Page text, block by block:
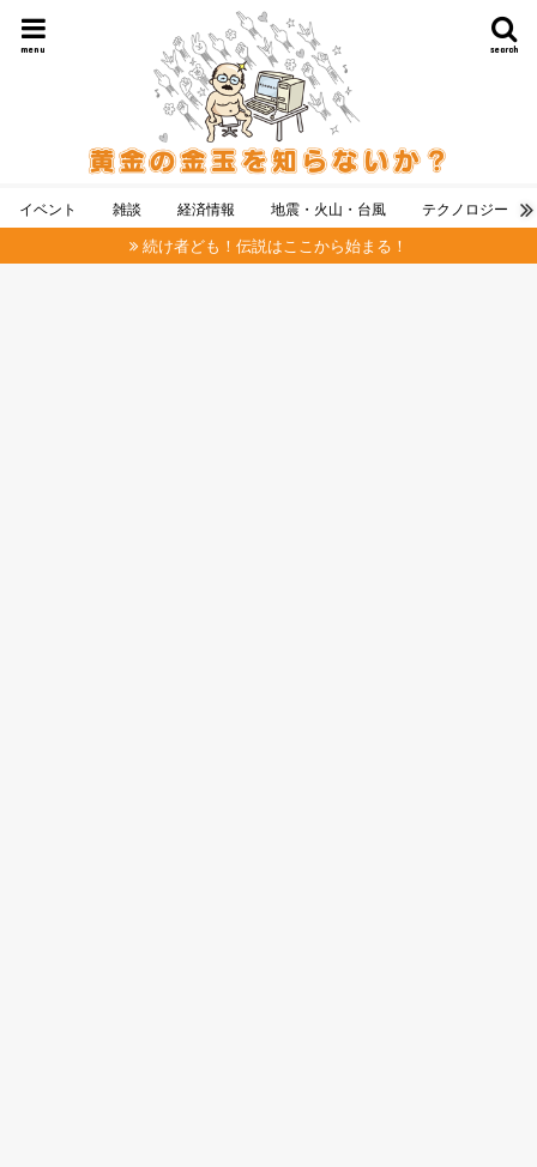
search
menu
イベント 雑談 経済情報 地震・火山・台風 テクノロジー
続け者ども！伝説はここから始まる！